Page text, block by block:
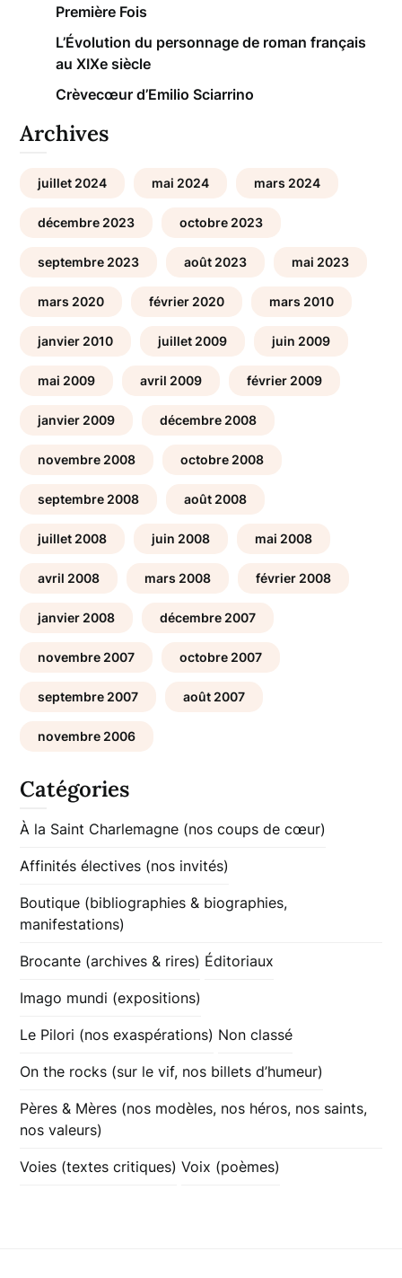
Première Fois
L’Évolution du personnage de roman français
au XIXe siècle
Crèvecœur d’Emilio Sciarrino
Archives
juillet 2024 mai 2024 mars 2024
décembre 2023 octobre 2023
septembre 2023 août 2023 mai 2023
mars 2020 février 2020 mars 2010
janvier 2010 juillet 2009 juin 2009
mai 2009 avril 2009 février 2009
janvier 2009 décembre 2008
novembre 2008 octobre 2008
septembre 2008 août 2008
juillet 2008 juin 2008 mai 2008
avril 2008 mars 2008 février 2008
janvier 2008 décembre 2007
novembre 2007 octobre 2007
septembre 2007 août 2007
novembre 2006
Catégories
À la Saint Charlemagne (nos coups de cœur)
Affinités électives (nos invités)
Boutique (bibliographies & biographies,
manifestations)
Brocante (archives & rires) Éditoriaux
Imago mundi (expositions)
Le Pilori (nos exaspérations) Non classé
On the rocks (sur le vif, nos billets d’humeur)
Pères & Mères (nos modèles, nos héros, nos saints,
nos valeurs)
Voies (textes critiques) Voix (poèmes)